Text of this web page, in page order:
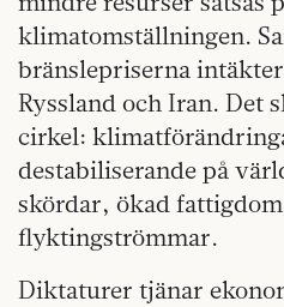
klimatomställningen.
bränslepriserna
Ryssland och Iran. Det
cirkel:
destabiliserande på
skördar, ökad
flyktingströmmar.
Diktaturer tjänar